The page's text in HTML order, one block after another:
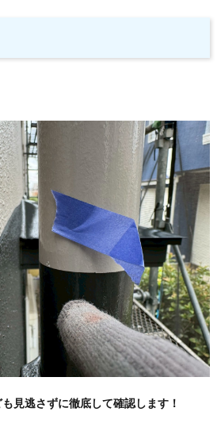
見逃さずに徹底して確認します！